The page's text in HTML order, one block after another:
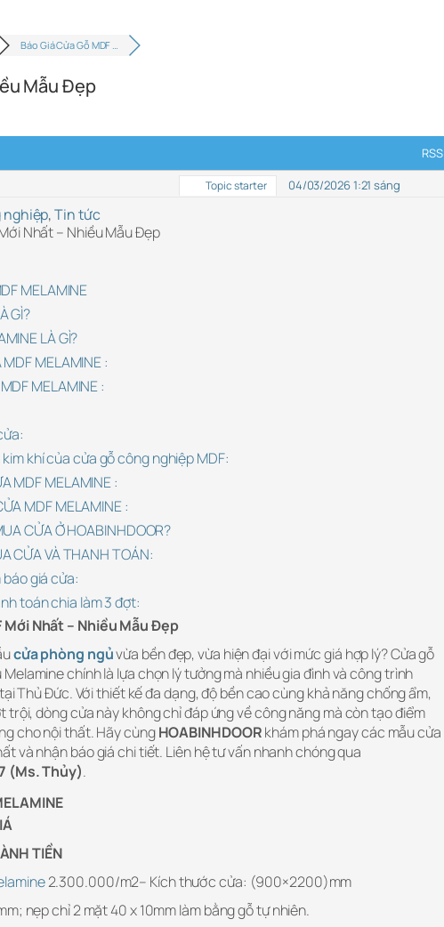
Báo Giá Cửa Gỗ MDF …
Mẫu Đẹp
RSS
Topic starter 04/03/2026 1:21 sáng
nghiệp,Tin tức
Nhất – Nhiều Mẫu Đẹp
MELAMINE
GÌ?
LÀ GÌ?
MELAMINE :
MELAMINE :
khí của cửa gỗ công nghiệp MDF:
MDF MELAMINE :
MDF MELAMINE :
CỬA Ở HOABINHDOOR?
CỬA VÀ THANH TOÁN:
báo giá cửa:
toán chia làm 3 đợt:
Mới Nhất – Nhiều Mẫu Đẹp
cửa phòng ngủvừa bền đẹp, vừa hiện đại với mức giá hợp lý? Cửa gỗ
chính là lựa chọn lý tưởng mà nhiều gia đình và công trình
Thủ Đức. Với thiết kế đa dạng, độ bền cao cùng khả năng chống ẩm,
trội, dòng cửa này không chỉ đáp ứng về công năng mà còn tạo điểm
cho nội thất. Hãy cùngHOABINHDOORkhám phá ngay các mẫu cửa
và nhận báo giá chi tiết. Liên hệ tư vấn nhanh chóng qua
(Ms. Thủy).
TIỀN
2.300.000/m2– Kích thước cửa: (900×2200)mm
nẹp chỉ 2 mặt 40 x 10mm làm bằng gỗ tự nhiên.